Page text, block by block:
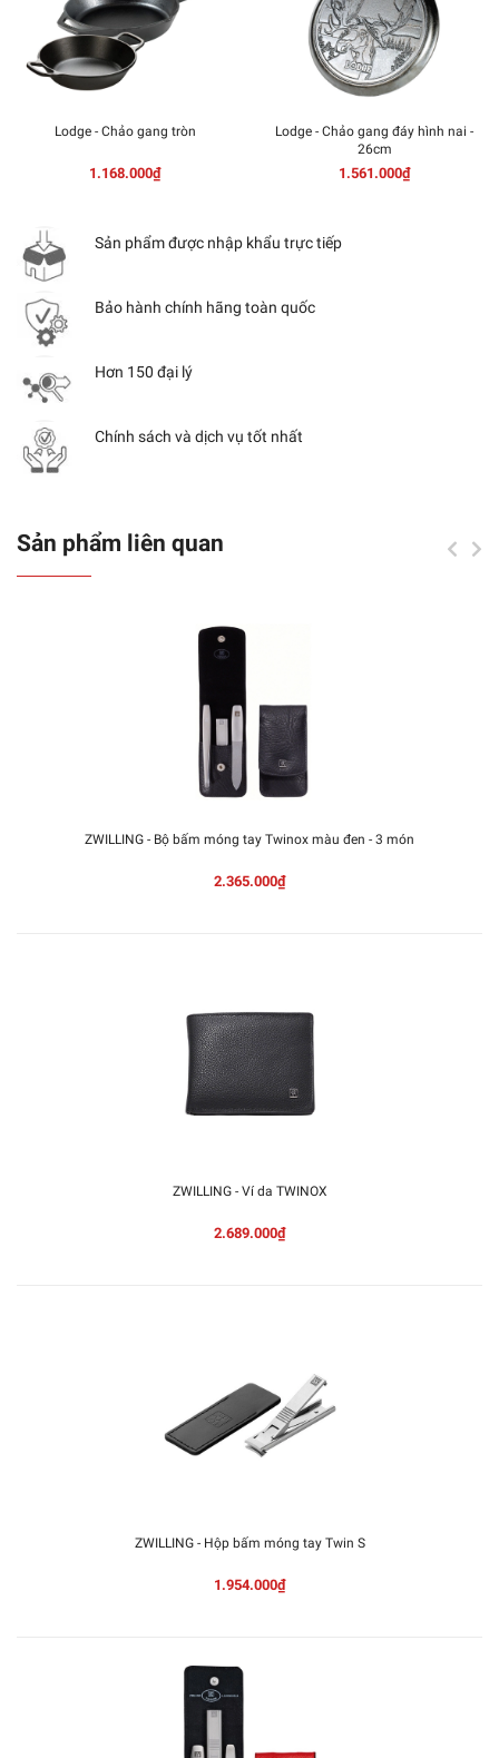
Lodge - Chảo gang tròn
1.168.000₫
Lodge - Chảo gang đáy hình nai -
26cm
1.561.000₫
Sản phẩm được nhập khẩu trực tiếp
Bảo hành chính hãng toàn quốc
Hơn 150 đại lý
Chính sách và dịch vụ tốt nhất
Sản phẩm liên quan
ZWILLING - Bộ bấm móng tay Twinox màu đen - 3 món
2.365.000₫
ZWILLING - Ví da TWINOX
2.689.000₫
ZWILLING - Hộp bấm móng tay Twin S
1.954.000₫